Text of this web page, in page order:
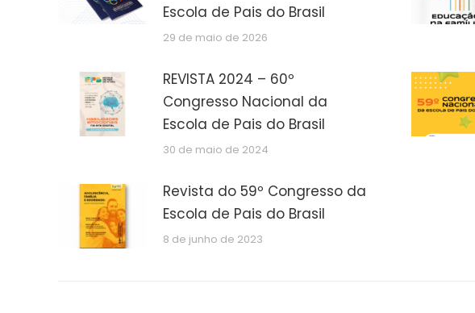
Escola de Pais do Brasil
29 de maio de 2026
REVISTA 2024 – 60º
Congresso Nacional da
Escola de Pais do Brasil
30 de maio de 2024
Revista do 59º Congresso da
Escola de Pais do Brasil
8 de junho de 2023